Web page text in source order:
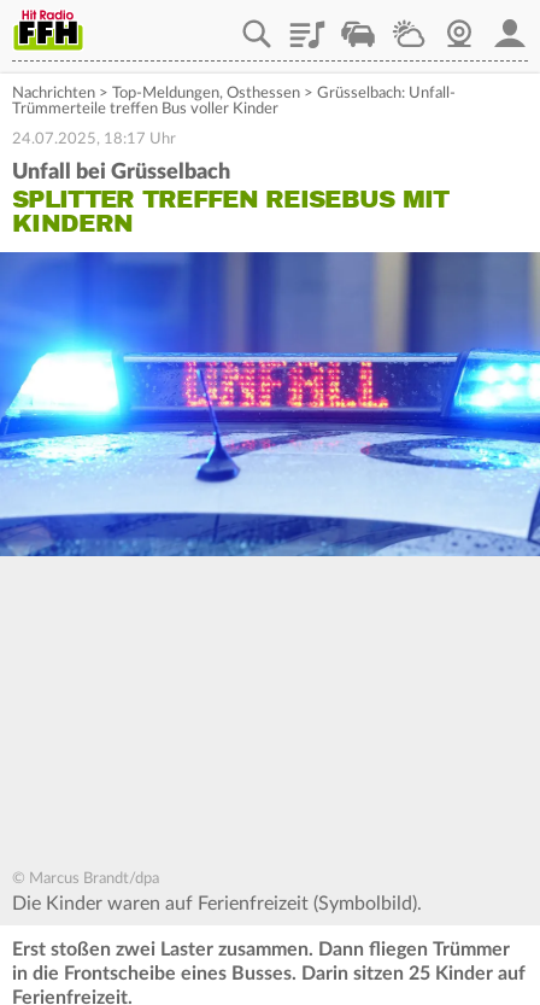
PlaylistStaupilotWetterWebcam
Nachrichten > Top-Meldungen, Osthessen > Grüsselbach: Unfall-
Trümmerteile treffen Bus voller Kinder
24.07.2025, 18:17 Uhr
Unfall bei Grüsselbach
SPLITTER TREFFEN REISEBUS MIT
KINDERN
© Marcus Brandt/dpa
Die Kinder waren auf Ferienfreizeit (Symbolbild).
Erst stoßen zwei Laster zusammen. Dann fliegen Trümmer
in die Frontscheibe eines Busses. Darin sitzen 25 Kinder auf
Ferienfreizeit.